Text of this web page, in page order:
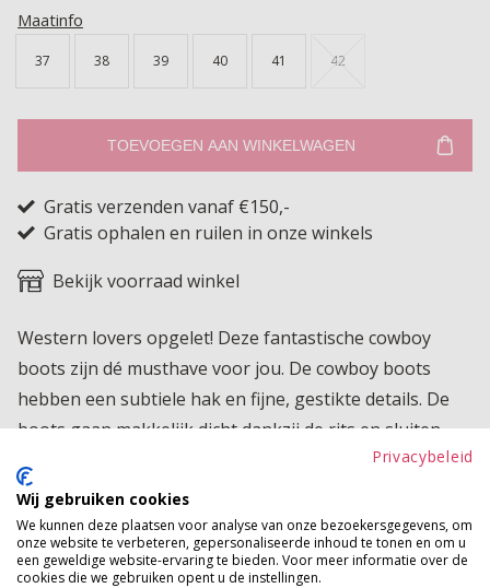
Maatinfo
37 38 39 40 41 42
TOEVOEGEN AAN WINKELWAGEN
Gratis verzenden vanaf €150,-
Gratis ophalen en ruilen in onze winkels
Bekijk voorraad winkel
Western lovers opgelet! Deze fantastische cowboy
boots zijn dé musthave voor jou. De cowboy boots
hebben een subtiele hak en fijne, gestikte details. De
boots gaan makkelijk dicht dankzij de rits en sluiten
wat strakker aan. Heb jij deze leukerds binnenkort in
huis?
Betaalinformatie
Privacybeleid
Wij gebruiken cookies
We kunnen deze plaatsen voor analyse van onze bezoekersgegevens, om
onze website te verbeteren, gepersonaliseerde inhoud te tonen en om u
een geweldige website-ervaring te bieden. Voor meer informatie over de
cookies die we gebruiken opent u de instellingen.